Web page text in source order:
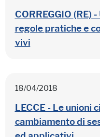
CORREGGIO (RE)
regole pratiche e
vivi
18/04/2018
LECCE - Le unioni
cambiamento di